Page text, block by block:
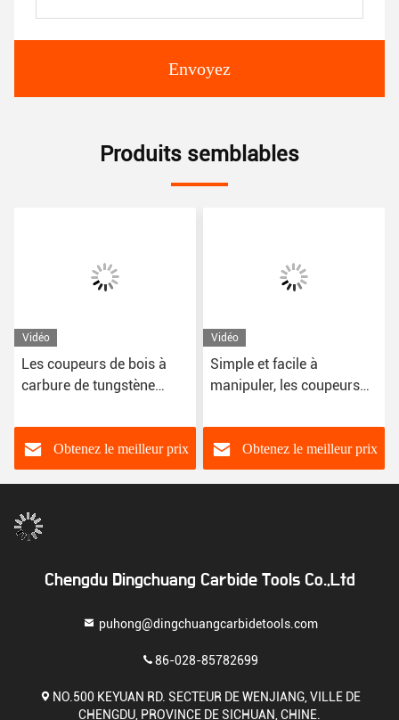
Envoyez
Produits semblables
Vidéo
Les coupeurs de bois à
carbure de tungstène
plupart des outils de
tournage de bois faciles à
manipuler
Obtenez le meilleur prix
Vidéo
Simple et facile à
manipuler, les coupeurs
standard pour différents
bois
Obtenez le meilleur prix
Chengdu Dingchuang Carbide Tools Co.,Ltd
puhong@dingchuangcarbidetools.com
86-028-85782699
NO.500 KEYUAN RD. SECTEUR DE WENJIANG, VILLE DE
CHENGDU, PROVINCE DE SICHUAN, CHINE.